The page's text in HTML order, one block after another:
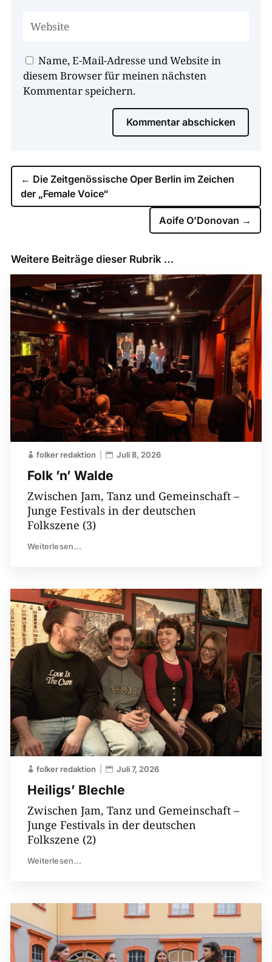
Name, E-Mail-Adresse und Website in
diesem Browser für meinen nächsten
Kommentar speichern.
Kommentar abschicken
← Die Zeitgenössische Oper Berlin im Zeichen
der „Female Voice“
Aoife O’Donovan →
Weitere Beiträge dieser Rubrik …
Folk ’n’ Walde
folker redaktion Juli 8, 2026
Zwischen Jam, Tanz und Gemeinschaft –
Junge Festivals in der deutschen
Folkszene (3)
Weiterlesen...
Heiligs’ Blechle
folker redaktion Juli 7, 2026
Zwischen Jam, Tanz und Gemeinschaft –
Junge Festivals in der deutschen
Folkszene (2)
Weiterlesen...